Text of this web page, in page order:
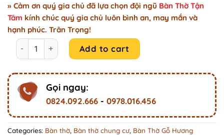
» Cảm ơn quý gia chủ đã lựa chọn đội ngũ Bàn Thờ Tận
Tâm kính chúc quý gia chủ luôn bình an, may mắn và
hạnh phúc. Trân Trọng!
Bàn thờ chung cư kết hợp vách ngăn CNC hoa sen B45
Add to cart
Gọi ngay:
0824.092.666- 0978.016.456
Categories: Bàn thờ Bàn thờ chung cư, Bàn Thờ Gỗ Hương